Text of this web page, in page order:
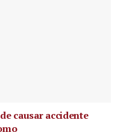
causar accidente